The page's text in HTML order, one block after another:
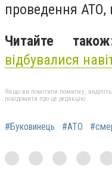
проведення
Читайте
відбувалися
Якщо ви помітили помилку, виділіть
повідомити про це редакцію
#Буковинець #АТО